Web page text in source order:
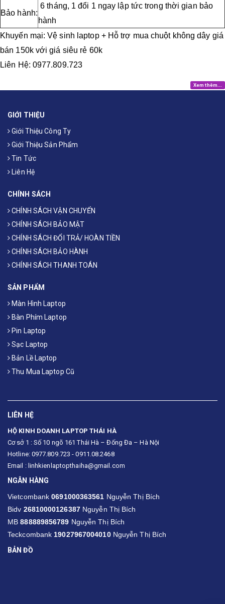
Bảo hành:
6 tháng, 1 đổi 1 ngay lập tức trong thời gian bảo
hành
Khuyến mại: Vệ sinh laptop + Hỗ trợ mua chuột không dây giá
bán 150k với giá siêu rẻ 60k
Liên Hệ: 0977.809.723
Xem thêm...
GIỚI THIỆU
Giới Thiệu Công Ty
Giới Thiệu Sản Phẩm
Tin Tức
Liên Hệ
CHÍNH SÁCH
CHÍNH SÁCH VẬN CHUYỂN
CHÍNH SÁCH BẢO MẬT
CHÍNH SÁCH ĐỔI TRẢ/ HOÀN TIỀN
CHÍNH SÁCH BẢO HÀNH
CHÍNH SÁCH THANH TOÁN
SẢN PHẨM
Màn Hình Laptop
Bàn Phím Laptop
Pin Laptop
Sạc Laptop
Bản Lề Laptop
Thu Mua Laptop Cũ
LIÊN HỆ
HỘ KINH DOANH LAPTOP THÁI HÀ
Cơ sở 1 : Số 10 ngõ 161 Thái Hà – Đống Đa – Hà Nội
Hotline: 0977.809.723 - 0911.08.2468
Email : linhkienlaptopthaiha@gmail.com
NGÂN HÀNG
Vietcombank0691000363561 Nguyễn Thị Bích
Bidv 26810000126387Nguyễn Thị Bích
MB888889856789 Nguyễn Thị Bích
Teckcombank 19027967004010Nguyễn Thị Bích
BẢN ĐỒ